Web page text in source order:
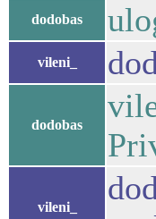
dodobas
vileni_
dodobas
vileni_